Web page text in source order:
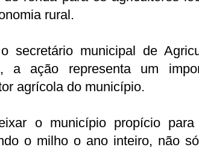
rural.
secretário municipal de
a ação representa um
agrícola do município.
o município propício para
o milho o ano inteiro, não